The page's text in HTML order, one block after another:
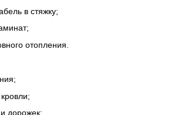
в стяжку;
отопления.
дорожек;